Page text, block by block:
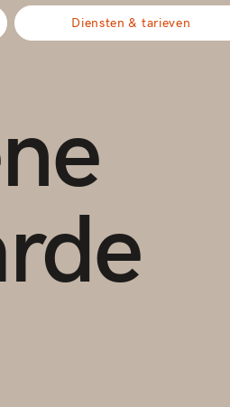
Diensten & tarieven